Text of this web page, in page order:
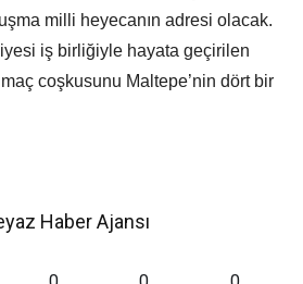
milli heyecanın adresi olacak.
iş birliğiyle hayata geçirilen
coşkusunu Maltepe’nin dört bir
Haber Ajansı